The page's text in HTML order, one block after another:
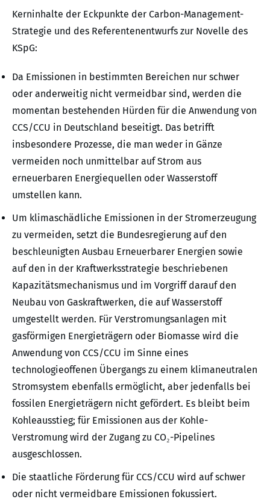
Kerninhalte der Eckpunkte der Carbon-Management-
Strategie und des Referentenentwurfs zur Novelle des
KSpG:
Da Emissionen in bestimmten Bereichen nur schwer
oder anderweitig nicht vermeidbar sind, werden die
momentan bestehenden Hürden für die Anwendung von
CCS/CCU in Deutschland beseitigt. Das betrifft
insbesondere Prozesse, die man weder in Gänze
vermeiden noch unmittelbar auf Strom aus
erneuerbaren Energiequellen oder Wasserstoff
umstellen kann.
Um klimaschädliche Emissionen in der Stromerzeugung
zu vermeiden, setzt die Bundesregierung auf den
beschleunigten Ausbau Erneuerbarer Energien sowie
auf den in der Kraftwerksstrategie beschriebenen
Kapazitätsmechanismus und im Vorgriff darauf den
Neubau von Gaskraftwerken, die auf Wasserstoff
umgestellt werden. Für Verstromungsanlagen mit
gasförmigen Energieträgern oder Biomasse wird die
Anwendung von CCS/CCU im Sinne eines
technologieoffenen Übergangs zu einem klimaneutralen
Stromsystem ebenfalls ermöglicht, aber jedenfalls bei
fossilen Energieträgern nicht gefördert. Es bleibt beim
Kohleausstieg; für Emissionen aus der Kohle-
Verstromung wird der Zugang zu CO₂-Pipelines
ausgeschlossen.
Die staatliche Förderung für CCS/CCU wird auf schwer
oder nicht vermeidbare Emissionen fokussiert.